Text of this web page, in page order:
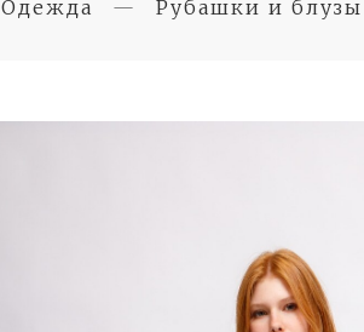
Одежда Рубашки и блузы